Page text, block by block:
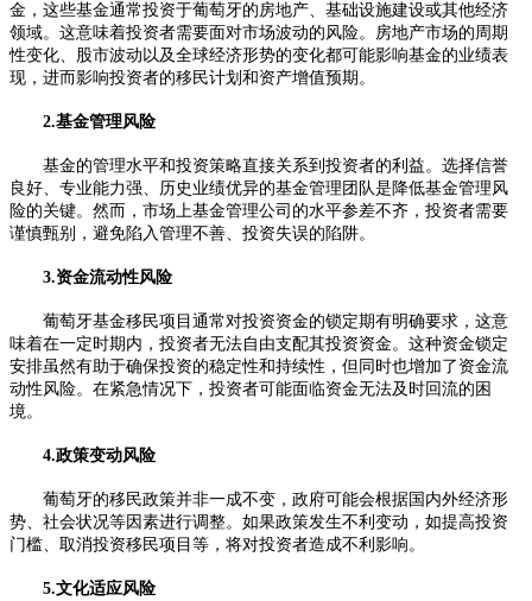
金，这些基金通常投资于葡萄牙的房地产、基础设施建设或其他经济
领域。这意味着投资者需要面对市场波动的风险。房地产市场的周期
性变化、股市波动以及全球经济形势的变化都可能影响基金的业绩表
现，进而影响投资者的移民计划和资产增值预期。
2.基金管理风险
基金的管理水平和投资策略直接关系到投资者的利益。选择信誉
良好、专业能力强、历史业绩优异的基金管理团队是降低基金管理风
险的关键。然而，市场上基金管理公司的水平参差不齐，投资者需要
谨慎甄别，避免陷入管理不善、投资失误的陷阱。
3.资金流动性风险
葡萄牙基金移民项目通常对投资资金的锁定期有明确要求，这意
味着在一定时期内，投资者无法自由支配其投资资金。这种资金锁定
安排虽然有助于确保投资的稳定性和持续性，但同时也增加了资金流
动性风险。在紧急情况下，投资者可能面临资金无法及时回流的困
境。
4.政策变动风险
葡萄牙的移民政策并非一成不变，政府可能会根据国内外经济形
势、社会状况等因素进行调整。如果政策发生不利变动，如提高投资
门槛、取消投资移民项目等，将对投资者造成不利影响。
5.文化适应风险